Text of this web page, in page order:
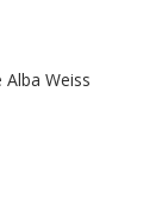
Weiss